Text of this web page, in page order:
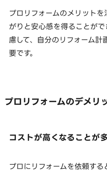
プロリフォームのメリット
がりと安心感を得ることが
慮して、自分のリフォーム計
要です。
プロリフォームのデメリ
コストが高くなることが
プロにリフォームを依頼す